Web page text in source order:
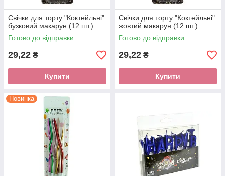
Свічки для торту "Коктейльні"
бузковий макарун (12 шт.)
Готово до відправки
29,22 ₴
Купити
Свічки для торту "Коктейльні"
жовтий макарун (12 шт.)
Готово до відправки
29,22 ₴
Купити
Новинка